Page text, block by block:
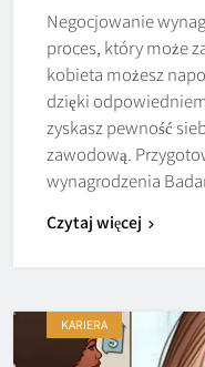
Negocjowanie
proces, który może
kobieta możesz
dzięki
zyskasz pewność
zawodową.
wynagrodzenia
Czytaj więcej
KARIERA